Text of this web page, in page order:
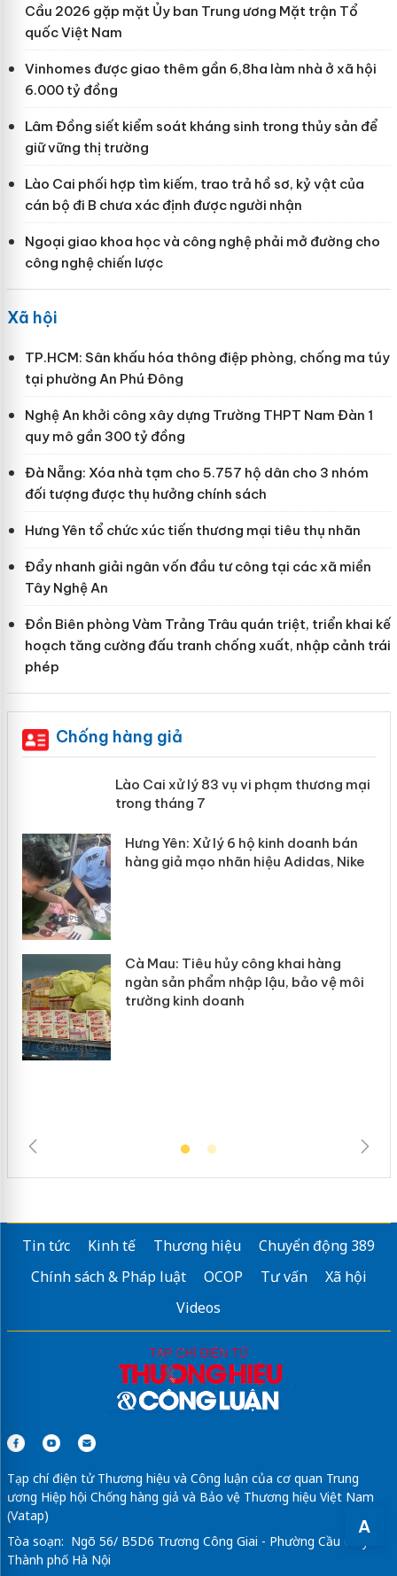
A
Cầu 2026 gặp mặt Ủy ban Trung ương Mặt trận Tổ
quốc Việt Nam
Vinhomes được giao thêm gần 6,8ha làm nhà ở xã hội
6.000 tỷ đồng
Lâm Đồng siết kiểm soát kháng sinh trong thủy sản để
giữ vững thị trường
Lào Cai phối hợp tìm kiếm, trao trả hồ sơ, kỷ vật của
cán bộ đi B chưa xác định được người nhận
Ngoại giao khoa học và công nghệ phải mở đường cho
công nghệ chiến lược
Xã hội
TP.HCM: Sân khấu hóa thông điệp phòng, chống ma túy
tại phường An Phú Đông
Nghệ An khởi công xây dựng Trường THPT Nam Đàn 1
quy mô gần 300 tỷ đồng
Đà Nẵng: Xóa nhà tạm cho 5.757 hộ dân cho 3 nhóm
đối tượng được thụ hưởng chính sách
Hưng Yên tổ chức xúc tiến thương mại tiêu thụ nhãn
Đẩy nhanh giải ngân vốn đầu tư công tại các xã miền
Tây Nghệ An
Đồn Biên phòng Vàm Trảng Trâu quán triệt, triển khai kế
hoạch tăng cường đấu tranh chống xuất, nhập cảnh trái
phép
Chống hàng giả
Lào Cai xử lý 83 vụ vi phạm thương
mại trong tháng 7
Tin tức Kinh tế Thương hiệu
Chuyển động 389
Chính sách & Pháp luật
OCOP Tư vấn
Xã hội
Videos
Tạp chí điện tử Thương hiệu và Công luận của cơ quan Trung
ương Hiệp hội Chống hàng giả và Bảo vệ Thương hiệu Việt Nam
(Vatap)
Tòa soạn: Ngõ 56/ B5D6 Trương Công Giai - Phường Cầu Giấy -
Thành phố Hà Nội